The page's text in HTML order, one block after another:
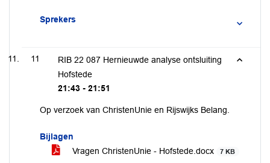
Sprekers
11
RIB 22 087 Hernieuwde analyse ontsluiting
Hofstede
21:43 - 21:51
Op verzoek van ChristenUnie en Rijswijks Belang.
Bijlagen
Vragen ChristenUnie - Hofstede.docx
7 KB